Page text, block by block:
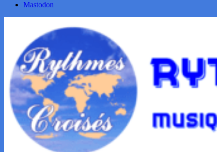
Mastodon